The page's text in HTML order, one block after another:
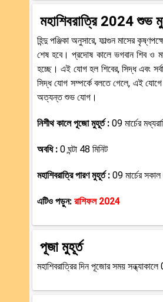
মহাশিবরাত্রি 2024 শুভ
হিন্দু পঞ্জিকা অনুসারে, ফাল্গুন মাসের
শেষ হবে। প্রদোষ কালে ভগবান শিব ও
হচ্ছে। এই যোগ হল শিবের, সিদ্ধ এবং
সিদ্ধ যোগ সম্পর্কে বলতে গেলে, এই
অত্যন্ত শুভ যোগ।
নিশীথ কালে পূজো মুহূর্ত : 09 মার্চের
অবধি : 0 ঘন্টা 48 মিনিট
মহাশিবরাত্রি পারণ মুহূর্ত : 09 মার্চের
এটিও পড়ুন: রাশিফল 2024
পূজা মুহূর্ত
মহাশিবরাত্রির দিন পূজোর সময়